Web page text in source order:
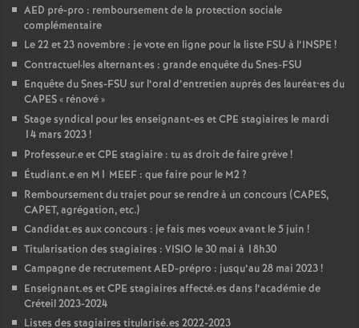
AED pré-pro : remboursement de la protection sociale
complémentaire
Le 22 et 23 novembre : je vote en ligne pour la liste FSU à l’INSPE !
Contractuel·les alternant·es : grande enquête du Snes-FSU
Enquête du Snes-FSU sur l’oral d’entretien auprès des lauréat•es du
CAPES« rénové»
Stage syndical pour les enseignant-es etCPE stagiaires le mardi
14 mars 2023!
Professeur.e etCPE stagiaire : tu as droit de faire grève!
Étudiant.e en M1 MEEF : que faire pour le M2?
Remboursement du trajet pour se rendre à un concours (CAPES,
CAPET, agrégation, etc.)
Candidat.es aux concours : je fais mes voeux avant le 5 juin !
Titularisation des stagiaires : VISIO le 30 mai à 18h30
Campagne de recrutementAED-prépro : jusqu’au 28 mai 2023!
Enseignant.es etCPE stagiaires affecté.es dans l’académie de
Créteil 2023-2024
Listes des stagiaires titularisé.es 2022-2023